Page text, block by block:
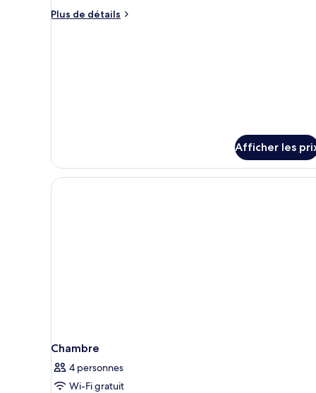
chambre :
Plus de détails
Plus
Afficher les
Chambre
4 personnes
Wi-Fi gratuit